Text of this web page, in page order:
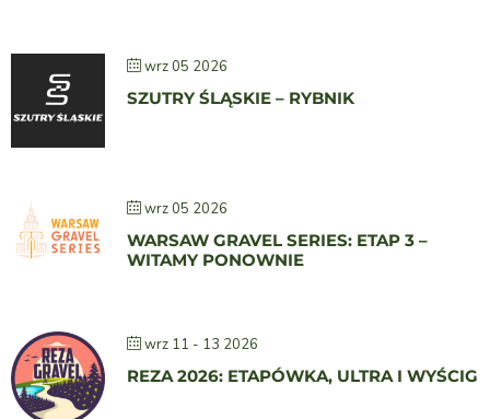
wrz 05 2026
SZUTRY ŚLĄSKIE – RYBNIK
wrz 05 2026
WARSAW GRAVEL SERIES: ETAP 3 –
WITAMY PONOWNIE
wrz 11 - 13 2026
REZA 2026: ETAPÓWKA, ULTRA I WYŚCIG